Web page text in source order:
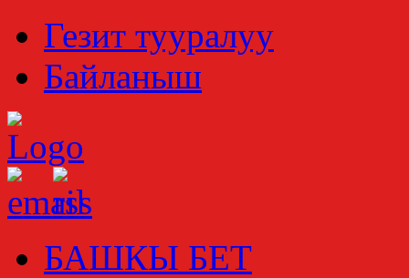
Гезит тууралуу
Байланыш
БАШКЫ БЕТ